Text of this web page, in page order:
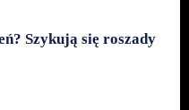
Szykują się roszady